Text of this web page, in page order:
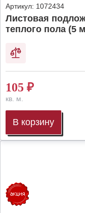
Артикул: 1072434
Листовая
теплого пола (5
105 ₽
кв. м.
В корзину